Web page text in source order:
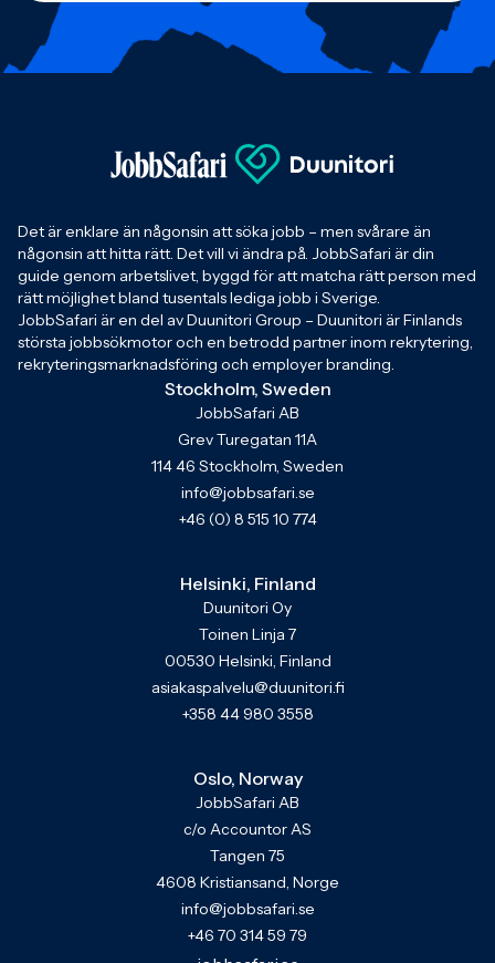
Det är enklare än någonsin att söka jobb – men svårare än
någonsin att hitta rätt. Det vill vi ändra på. JobbSafari är din
guide genom arbetslivet, byggd för att matcha rätt person med
rätt möjlighet bland tusentals lediga jobb i Sverige.
JobbSafari är en del av Duunitori Group – Duunitori är Finlands
största jobbsökmotor och en betrodd partner inom rekrytering,
rekryteringsmarknadsföring och employer branding.
Stockholm, Sweden
JobbSafari AB
Grev Turegatan 11A
114 46 Stockholm, Sweden
info@jobbsafari.se
+46 (0) 8 515 10 774
Helsinki, Finland
Duunitori Oy
Toinen Linja 7
00530 Helsinki, Finland
asiakaspalvelu@duunitori.fi
+358 44 980 3558
Oslo, Norway
JobbSafari AB
c/o Accountor AS
Tangen 75
4608 Kristiansand, Norge
info@jobbsafari.se
+46 70 314 59 79